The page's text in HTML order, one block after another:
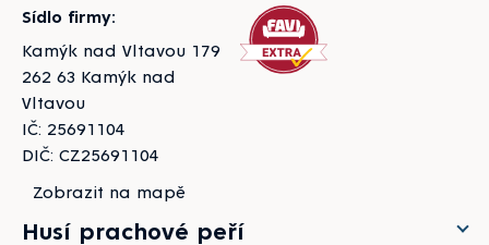
Sídlo firmy:
Kamýk nad Vltavou 179
262 63 Kamýk nad
Vltavou
IČ: 25691104
DIČ: CZ25691104
Zobrazit na mapě
Husí prachové peří